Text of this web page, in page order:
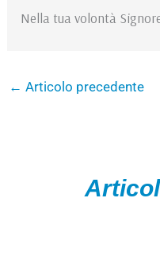
Nella tua volontà
← Articolo precedente